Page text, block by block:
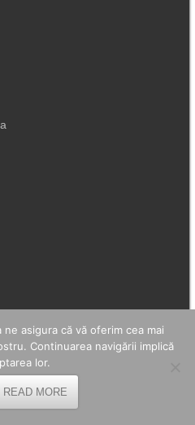
asigura că vă oferim cea mai
Continuarea navigării implică
lor.
READ MORE